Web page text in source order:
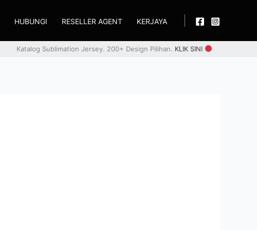
HUBUNGI RESELLER AGENT KERJAYA
Katalog Sublimation Jersey. 200+ Design Pilihan. KLIK SINI